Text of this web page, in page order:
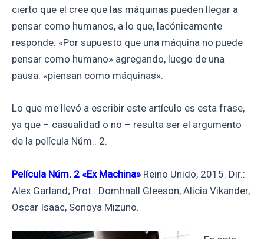
cierto que el cree que las máquinas pueden llegar a
pensar como humanos, a lo que, lacónicamente
responde: «Por supuesto que una máquina no puede
pensar como humano» agregando, luego de una
pausa: «piensan como máquinas».
Lo que me llevó a escribir este artículo es esta frase,
ya que – casualidad o no – resulta ser el argumento
de la película Núm.. 2.
Película Núm. 2 «Ex Machina» Reino Unido, 2015. Dir.:
Alex Garland; Prot.: Domhnall Gleeson, Alicia Vikander,
Oscar Isaac, Sonoya Mizuno.